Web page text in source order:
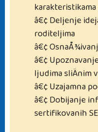
â€¢ Deljenje
roditeljima
â€¢
â€¢
ljudima sliÄnim
â€¢ Uzajamna
â€¢ Dobijanje
sertifikovanih